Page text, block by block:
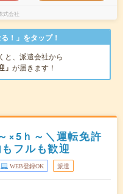
式会社
！」をタップ！
と、派遣会社から
」 が届きます！
×5ｈ～＼運転免許
フルも歓迎
WEB登録OK 派遣